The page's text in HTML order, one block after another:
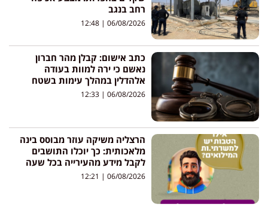
רחב בנגב
06/08/2026
כתב אישום: קבלן מהר חברון
נאשם כי ירה למוות בעודה
אלהדלין במהלך עימות בשטח
06/08/2026
הרצליה משיקה עוזר מבוסס בינה
מלאכותית: כך יוכלו התושבים
לקבל מידע מהעירייה בכל שעה
06/08/2026